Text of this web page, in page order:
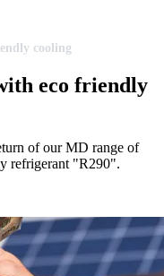
cooling
eco friendly
of our MD range of
refrigerant "R290".